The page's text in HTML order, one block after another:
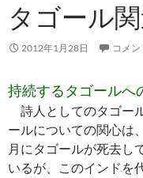
タゴール
2012年1月28日 コメ
持続するタゴールへ
詩人としてのタゴー
ールについての関心は
月にタゴールが死去し
いるが、このインドを